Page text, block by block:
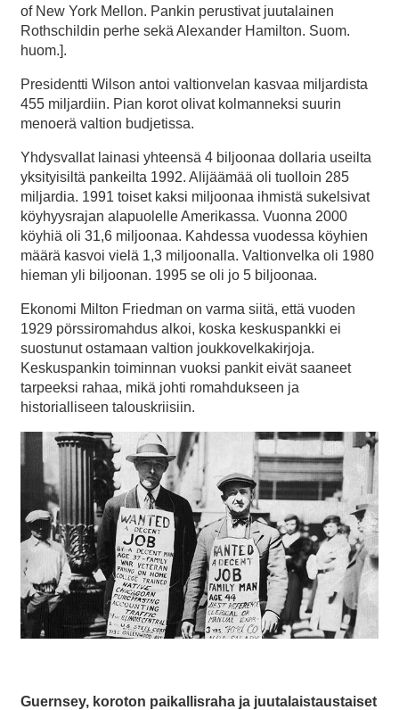
of New York Mellon. Pankin perustivat juutalainen
Rothschildin perhe sekä Alexander Hamilton. Suom.
huom.].
Presidentti Wilson antoi valtionvelan kasvaa miljardista
455 miljardiin. Pian korot olivat kolmanneksi suurin
menoerä valtion budjetissa.
Yhdysvallat lainasi yhteensä 4 biljoonaa dollaria useilta
yksityisiltä pankeilta 1992. Alijäämää oli tuolloin 285
miljardia. 1991 toiset kaksi miljoonaa ihmistä sukelsivat
köyhyysrajan alapuolelle Amerikassa. Vuonna 2000
köyhiä oli 31,6 miljoonaa. Kahdessa vuodessa köyhien
määrä kasvoi vielä 1,3 miljoonalla. Valtionvelka oli 1980
hieman yli biljoonan. 1995 se oli jo 5 biljoonaa.
Ekonomi Milton Friedman on varma siitä, että vuoden
1929 pörssiromahdus alkoi, koska keskuspankki ei
suostunut ostamaan valtion joukkovelkakirjoja.
Keskuspankin toiminnan vuoksi pankit eivät saaneet
tarpeeksi rahaa, mikä johti romahdukseen ja
historialliseen talouskriisiin.
Guernsey, koroton paikallisraha ja juutalaistaustaiset